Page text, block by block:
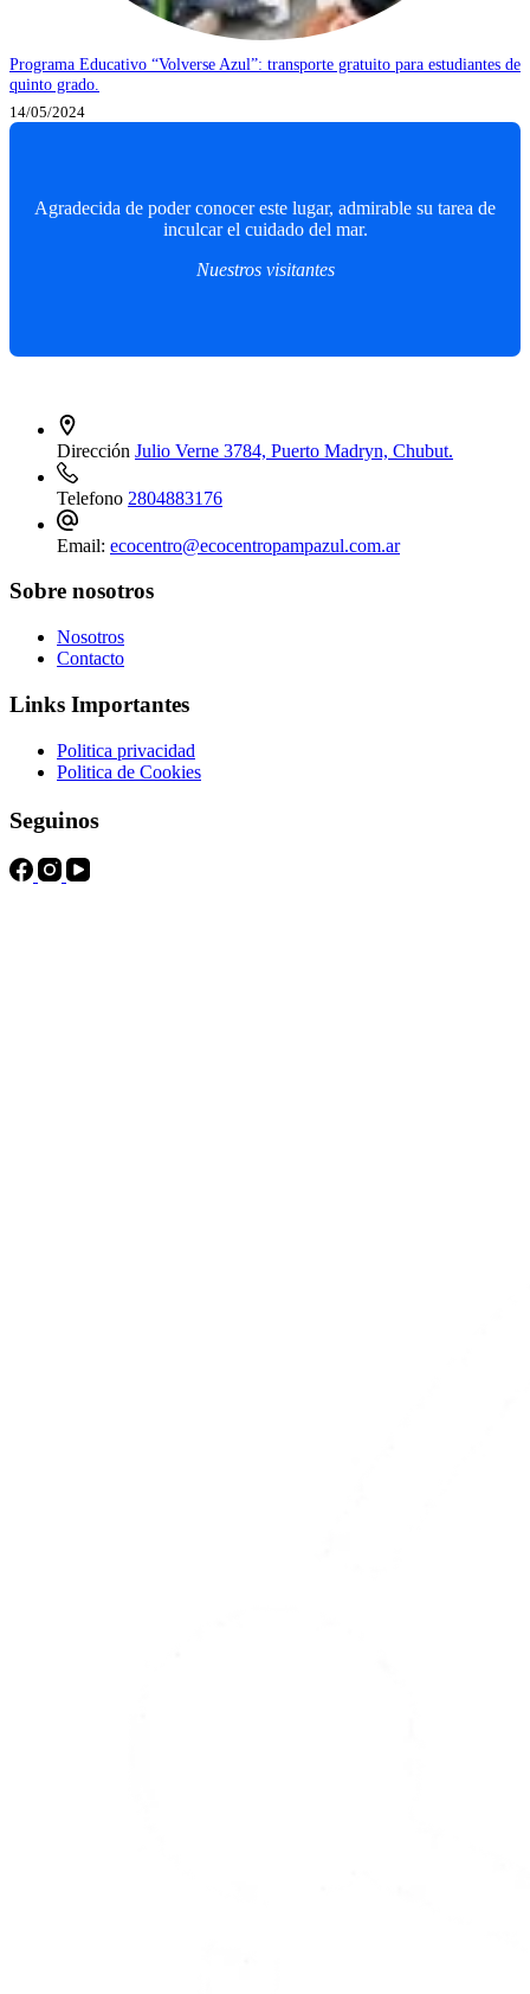
Programa Educativo “Volverse Azul”: transporte gratuito para estudiantes de
quinto grado.
14/05/2024
Agradecida de poder conocer este lugar, admirable su tarea de
inculcar el cuidado del mar.
Nuestros visitantes
Dirección Julio Verne 3784, Puerto Madryn, Chubut.
Telefono 2804883176
Email: ecocentro@ecocentropampazul.com.ar
Sobre nosotros
Nosotros
Contacto
Links Importantes
Politica privacidad
Politica de Cookies
Seguinos